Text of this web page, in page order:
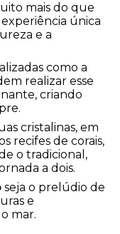
mais do que
única
e a
como a
realizar esse
criando
cristalinas, em
recifes de corais,
o tradicional,
a dois.
seja o prelúdio de
e
mar.